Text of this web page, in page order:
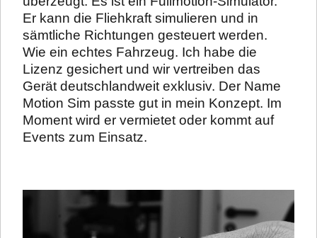
Er kann die Fliehkraft simulieren und in
sämtliche Richtungen gesteuert werden.
Wie ein echtes Fahrzeug. Ich habe die
Lizenz gesichert und wir vertreiben das
Gerät deutschlandweit exklusiv. Der Name
Motion Sim passte gut in mein Konzept. Im
Moment wird er vermietet oder kommt auf
Events zum Einsatz.